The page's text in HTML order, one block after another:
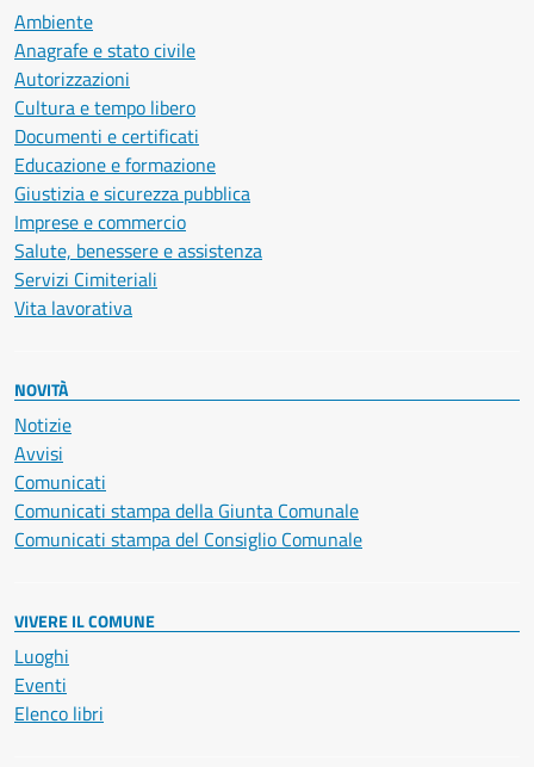
Ambiente
Anagrafe e stato civile
Autorizzazioni
Cultura e tempo libero
Documenti e certificati
Educazione e formazione
Giustizia e sicurezza pubblica
Imprese e commercio
Salute, benessere e assistenza
Servizi Cimiteriali
Vita lavorativa
NOVITÀ
Notizie
Avvisi
Comunicati
Comunicati stampa della Giunta Comunale
Comunicati stampa del Consiglio Comunale
VIVERE IL COMUNE
Luoghi
Eventi
Elenco libri